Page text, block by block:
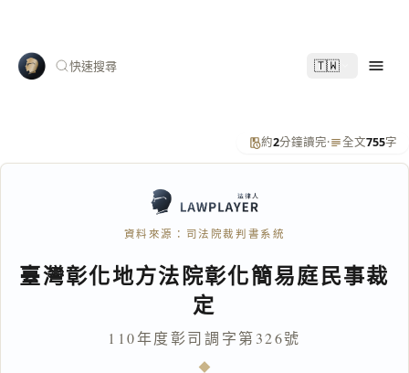
快速搜尋 🇹🇼
約2分鐘讀完· 全文755字
資料來源：司法院裁判書系統
臺灣彰化地方法院彰化簡易庭民事裁
定
110年度彰司調字第326號